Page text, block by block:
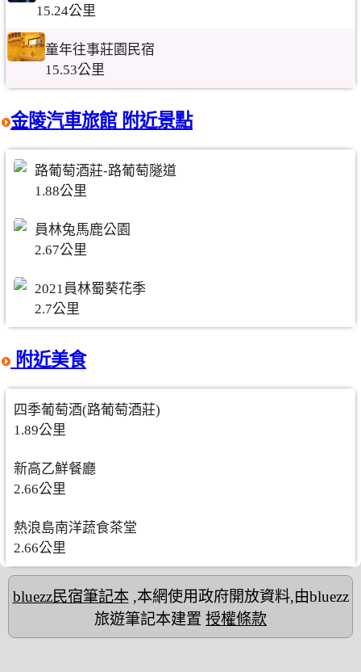
15.24公里
童年往事莊園民宿
15.53公里
金陵汽車旅館 附近景點
路葡萄酒莊-路葡萄隧道
1.88公里
員林兔馬鹿公園
2.67公里
2021員林蜀葵花季
2.7公里
附近美食
四季葡萄酒(路葡萄酒莊)
1.89公里
新高乙鮮餐廳
2.66公里
熱浪島南洋蔬食茶堂
2.66公里
bluezz民宿筆記本,本網使用政府開放資料,由bluezz
旅遊筆記本建置 授權條款